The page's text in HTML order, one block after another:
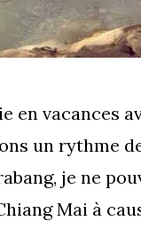
en vacances
un rythme
je ne
Mai à